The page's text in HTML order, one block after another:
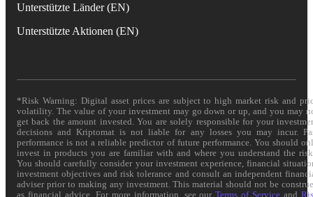
Unterstützte Länder (EN)
Unterstützte Aktionen (EN)
*Risk Warning: Digital asset prices are subject to high market risk and
volatility. The value of your investment may go down or up, and you may
get back the amount invested. You are solely responsible for your
decisions and Kriptomat is not liable for any losses you may incur.
performance is not a reliable predictor of future performance. You should
invest in products you are familiar with and where you understand the
You should carefully consider your investment experience, financial
investment objectives and risk tolerance and consult an independent
adviser prior to making any investment. This material should not be
as financial advice. For more information, see ourTerms of Service and